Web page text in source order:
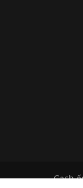
Gạch